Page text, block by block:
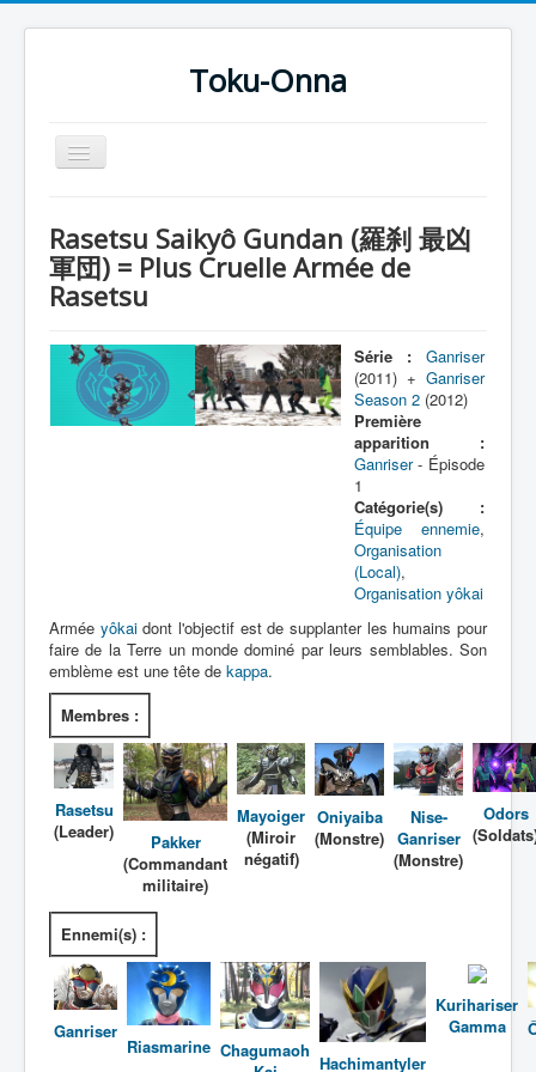
Toku-Onna
Basculer
la
Toku-Actrices
Toku-Critiques
Films
COSAA
Tetsujin Ganriser Season 2 (鉄神
fer Ganriser Saison 2
Série
Personnages
Objets
Lieux
Épisodes
Références
Superhéros
Entourage
Plus Cruelle Armée de Rasetsu
Rasetsu Saikyô Gundan (羅刹 最凶
軍団) = Plus Cruelle Armée de
Rasetsu
Série :
Ganriser
(2011) + Ganriser
Season 2(2012)
Première
apparition :
Ganriser- Épisode
1
Catégorie(s) :
Équipe ennemie,
Organisation
(Local),
Organisation yôkai
Armée yôkaidont l'objectif est de supplanter les humains pour
faire de la Terre un monde dominé par leurs semblables. Son
emblème est une tête de kappa.
Membres :
Rasetsu
(Leader)
Pakker
(Commandant
militaire)
Mayoiger
(Miroir
négatif)
Oniyaiba
(Monstre)
Nise-
Ganriser
(Monstre)
Odors
Ennemi(s) :
Ganriser
Riasmarine Chagumaoh
Hachimantyler
Kurihariser
Gamma